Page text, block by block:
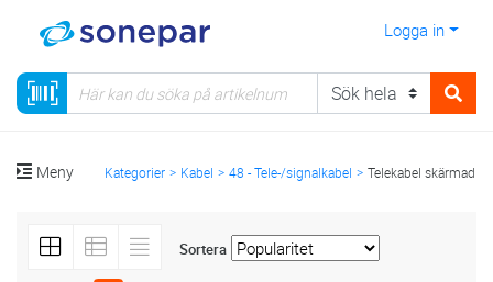
Logga in
Meny Kategorier Kabel 48 - Tele-/signalkabel Telekabel skärmad
Sortera